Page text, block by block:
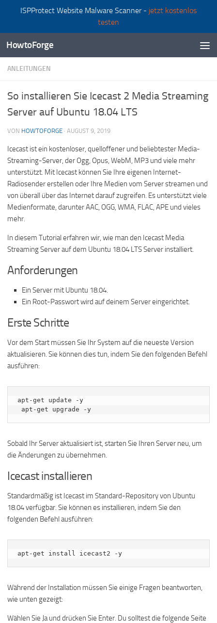
ISPProtect Website Malware Scanner - jetzt kostenlos
testen
Zum Inhalt springen
HowtoForge
ANLEITUNGEN
So installieren Sie Icecast 2 Media Streaming
Server auf Ubuntu 18.04 LTS
VON HOWTOFORGE · AUGUST 9, 2019
Icecast ist ein kostenloser, quelloffener und beliebtester Media-
Streaming-Server, der Ogg, Opus, WebM, MP3 und viele mehr
unterstützt. Mit Icecast können Sie Ihre eigenen Internet-
Radiosender erstellen oder Ihre Medien vom Server streamen und
von überall über das Internet darauf zugreifen. Es unterstützt viele
Medienformate, darunter AAC, OGG, WMA, FLAC, APE und vieles
mehr.
In diesem Tutorial erfahren wir, wie man den Icecast Media
Streaming Server auf dem Ubuntu 18.04 LTS Server installiert.
Anforderungen
Ein Server mit Ubuntu 18.04.
Ein Root-Passwort wird auf deinem Server eingerichtet.
Erste Schritte
Vor dem Start müssen Sie Ihr System auf die neueste Version
aktualisieren. Sie können dies tun, indem Sie den folgenden Befehl
ausführen:
apt-get update -y
apt-get upgrade -y
Sobald Ihr Server aktualisiert ist, starten Sie Ihren Server neu, um
die Änderungen zu übernehmen.
Icecast installieren
Standardmäßig ist Icecast im Standard-Repository von Ubuntu
18.04 verfügbar. Sie können es installieren, indem Sie den
folgenden Befehl ausführen:
apt-get install icecast2 -y
Während der Installation müssen Sie einige Fragen beantworten,
wie unten gezeigt:
Wählen Sie Ja und drücken Sie Enter. Du solltest die folgende Seite